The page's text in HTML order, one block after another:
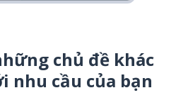
chủ đề khác
nhu cầu của bạn